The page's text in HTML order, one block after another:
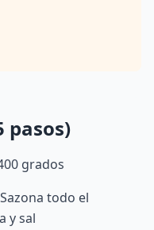
pasos)
grados
todo el
y sal